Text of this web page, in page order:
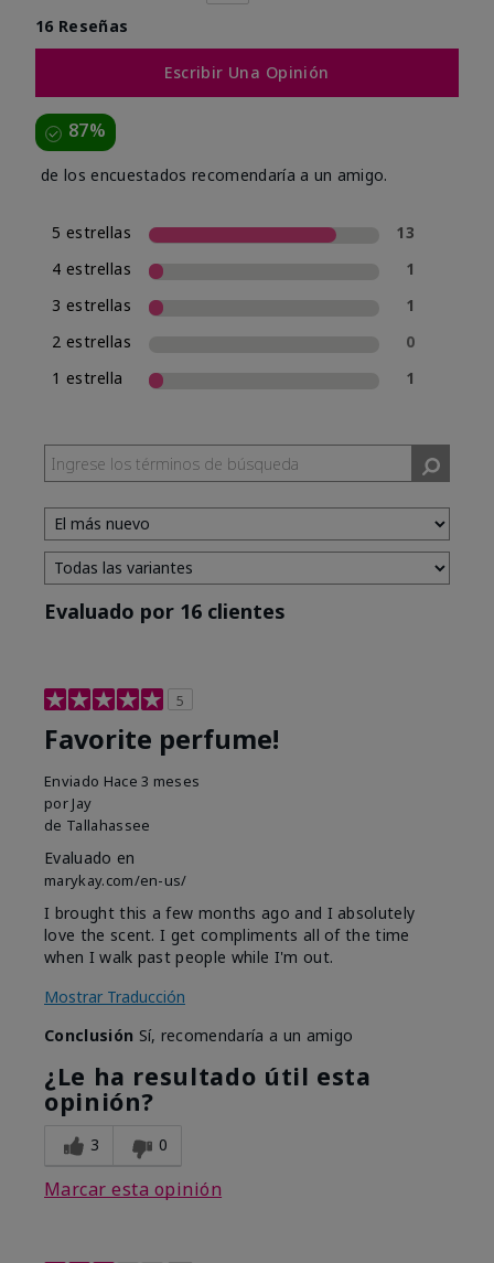
16 Reseñas
Escribir Una Opinión
87%
de los encuestados recomendaría a un amigo.
5 estrellas
13
4 estrellas
1
3 estrellas
1
2 estrellas
0
1 estrella
1
Evaluado por 16 clientes
5
Favorite perfume!
Enviado Hace 3 meses
por Jay
de Tallahassee
Evaluado en
marykay.com/en-us/
I brought this a few months ago and I absolutely
love the scent. I get compliments all of the time
when I walk past people while I'm out.
Mostrar Traducción
Conclusión Sí, recomendaría a un amigo
¿Le ha resultado útil esta
opinión?
3 0
Marcar esta opinión